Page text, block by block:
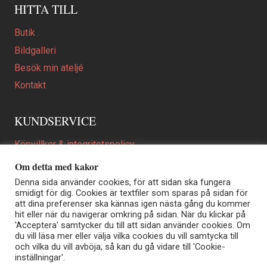
HITTA TILL
Butik
Bildgalleri
Besök min ateljé
Kontakt
KUNDSERVICE
Köpvillkor & integritetspolicy
Att beställa ett personligt utformat konstverk
En personligare gåva
FAQ
Elisabeth Biström | Akvarellkonstnär | Norrtälje
Sjöängstorpet AB, org.nr 556373-5447
Om detta med kakor
Denna sida använder cookies, för att sidan ska fungera
smidigt för dig. Cookies är textfiler som sparas på sidan för
att dina preferenser ska kännas igen nästa gång du kommer
hit eller när du navigerar omkring på sidan. När du klickar på
'Acceptera' samtycker du till att sidan använder cookies. Om
du vill läsa mer eller välja vilka cookies du vill samtycka till
och vilka du vill avböja, så kan du gå vidare till 'Cookie-
inställningar'.